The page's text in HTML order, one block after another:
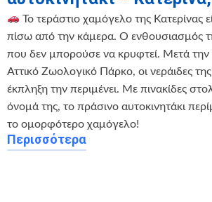
Το τεράστιο χαμόγελο της Κατερίνας
πίσω από την κάμερα. Ο ενθουσιασμός
που δεν μπορούσε να κρυφτεί. Μετά την
Αττικό Ζωολογικό Πάρκο, οι νεράιδες
έκπληξη την περιμένει. Με πινακίδες
όνομά της, το πράσινο αυτοκινητάκι
το ομορφότερο χαμόγελο!
Περισσότερα